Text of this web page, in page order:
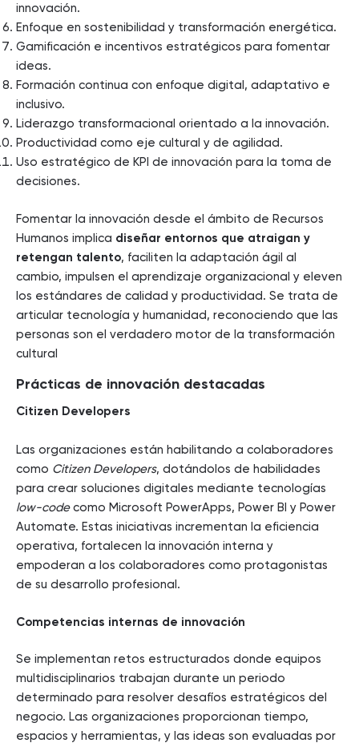
innovación.
Enfoque en sostenibilidad y transformación energética.
Gamificación e incentivos estratégicos para fomentar
ideas.
Formación continua con enfoque digital, adaptativo e
inclusivo.
Liderazgo transformacional orientado a la innovación.
Productividad como eje cultural y de agilidad.
Uso estratégico de KPI de innovación para la toma de
decisiones.
Fomentar la innovación desde el ámbito de Recursos
Humanos implica diseñar entornos que atraigan y
retengan talento, faciliten la adaptación ágil al
cambio, impulsen el aprendizaje organizacional y eleven
los estándares de calidad y productividad. Se trata de
articular tecnología y humanidad, reconociendo que las
personas son el verdadero motor de la transformación
cultural
Prácticas de innovación destacadas
Citizen Developers
Las organizaciones están habilitando a colaboradores
como Citizen Developers, dotándolos de habilidades
para crear soluciones digitales mediante tecnologías
low-codecomo Microsoft PowerApps, Power BI y Power
Automate. Estas iniciativas incrementan la eficiencia
operativa, fortalecen la innovación interna y
empoderan a los colaboradores como protagonistas
de su desarrollo profesional.
Competencias internas de innovación
Se implementan retos estructurados donde equipos
multidisciplinarios trabajan durante un periodo
determinado para resolver desafíos estratégicos del
negocio. Las organizaciones proporcionan tiempo,
espacios y herramientas, y las ideas son evaluadas por